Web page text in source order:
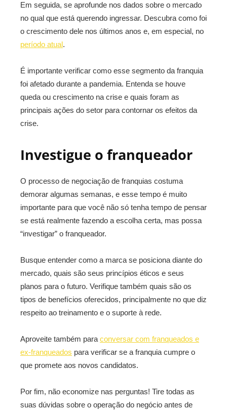
Em seguida, se aprofunde nos dados sobre o mercado
no qual que está querendo ingressar. Descubra como foi
o crescimento dele nos últimos anos e, em especial, no
período atual.
É importante verificar como esse segmento da franquia
foi afetado durante a pandemia. Entenda se houve
queda ou crescimento na crise e quais foram as
principais ações do setor para contornar os efeitos da
crise.
Investigue o franqueador
O processo de negociação de franquias costuma
demorar algumas semanas, e esse tempo é muito
importante para que você não só tenha tempo de pensar
se está realmente fazendo a escolha certa, mas possa
“investigar” o franqueador.
Busque entender como a marca se posiciona diante do
mercado, quais são seus princípios éticos e seus
planos para o futuro. Verifique também quais são os
tipos de benefícios oferecidos, principalmente no que diz
respeito ao treinamento e o suporte à rede.
Aproveite também para conversar com franqueados e
ex-franqueados para verificar se a franquia cumpre o
que promete aos novos candidatos.
Por fim, não economize nas perguntas! Tire todas as
suas dúvidas sobre o operação do negócio antes de